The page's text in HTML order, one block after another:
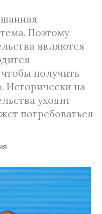
Поэтому
являются
получить
Исторически на
уходит
потребоваться